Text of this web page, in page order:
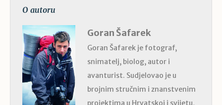
O autoru
Goran Šafarek
Goran Šafarek je fotograf,
snimatelj, biolog, autor i
avanturist. Sudjelovao je u
brojnim stručnim i znanstvenim
projektima u Hrvatskoj i svijetu,